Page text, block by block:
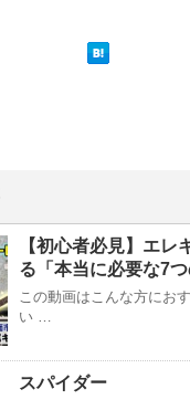
【初心者必見】エレ
る「本当に必要な7
この動画はこんな方にお
い …
スパイダー